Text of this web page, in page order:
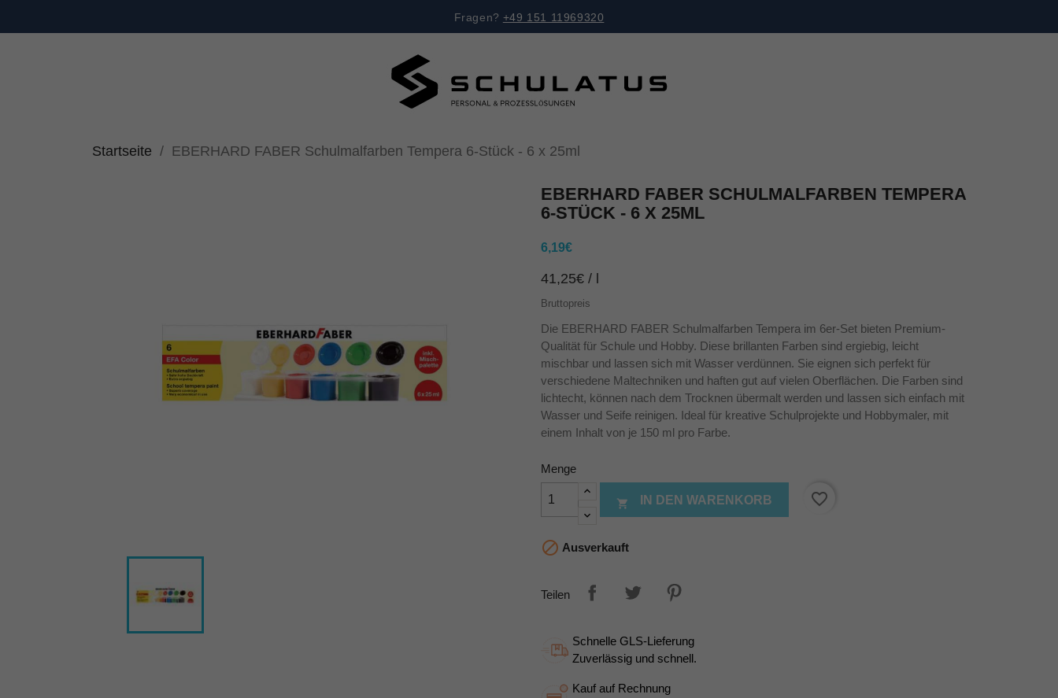
Fragen? +49 151 11969320
Startseite EBERHARD FABER Schulmalfarben Tempera 6-Stück - 6 x 25ml
EBERHARD FABER SCHULMALFARBEN TEMPERA
6-STÜCK - 6 X 25ML
6,19€
41,25€ / l
Bruttopreis
Die EBERHARD FABER Schulmalfarben Tempera im 6er-Set bieten Premium-
Qualität für Schule und Hobby. Diese brillanten Farben sind ergiebig, leicht
mischbar und lassen sich mit Wasser verdünnen. Sie eignen sich perfekt für
verschiedene Maltechniken und haften gut auf vielen Oberflächen. Die Farben sind
lichtecht, können nach dem Trocknen übermalt werden und lassen sich einfach mit
Wasser und Seife reinigen. Ideal für kreative Schulprojekte und Hobbymaler, mit
einem Inhalt von je 150 ml pro Farbe.
Menge
 IN DEN WARENKORB favorite_border
 Ausverkauft
Teilen
Schnelle GLS-Lieferung
Zuverlässig und schnell.
Kauf auf Rechnung